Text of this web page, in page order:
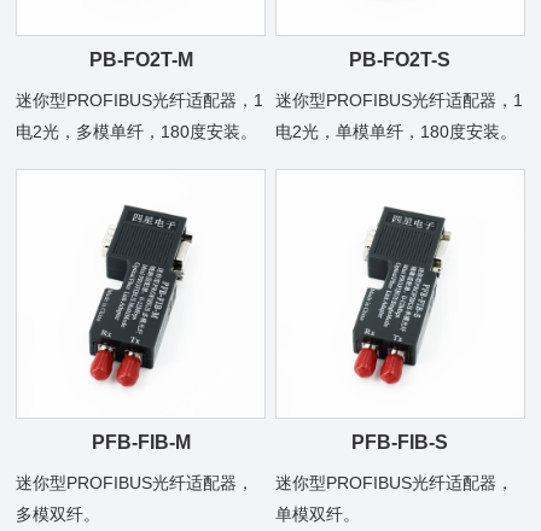
PB-FO2T-M
迷你型PROFIBUS光纤适配器，1
电2光，多模单纤，180度安装。
PB-FO2T-S
迷你型PROFIBUS光纤适配器，1
电2光，单模单纤，180度安装。
PFB-FIB-M
迷你型PROFIBUS光纤适配器，
多模双纤。
PFB-FIB-S
迷你型PROFIBUS光纤适配器，
单模双纤。